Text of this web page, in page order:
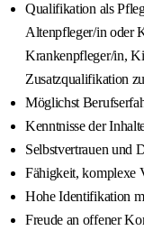
Qualifikation als
Altenpfleger/in oder
Krankenpfleger/in,
Zusatzqualifikation
Möglichst
Kenntnisse der
Selbstvertrauen und
Fähigkeit, komplexe
Hohe Identifikation
Freude an offener